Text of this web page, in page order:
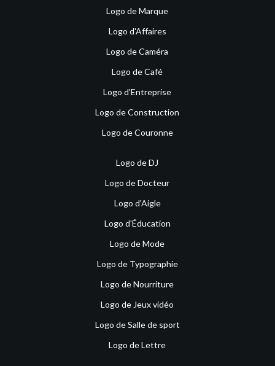
Logo de Marque
Logo d'Affaires
Logo de Caméra
Logo de Café
Logo d'Entreprise
Logo de Construction
Logo de Couronne
Logo de DJ
Logo de Docteur
Logo d'Aigle
Logo d'Éducation
Logo de Mode
Logo de Typographie
Logo de Nourriture
Logo de Jeux vidéo
Logo de Salle de sport
Logo de Lettre